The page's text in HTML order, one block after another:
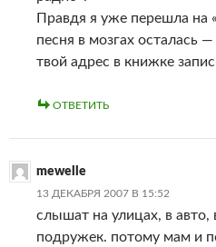
Правдя я уже перешла на
песня в мозгах осталась
твой адрес в книжке
ОТВЕТИТЬ
mewelle
13 ДЕКАБРЯ 2007 В 15:52
слышат на улицах, в авто,
подружек. потому мам и